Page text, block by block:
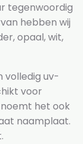
tegenwoordig
hebben wij
opaal, wit,
volledig uv-
voor
het ook
naamplaat.